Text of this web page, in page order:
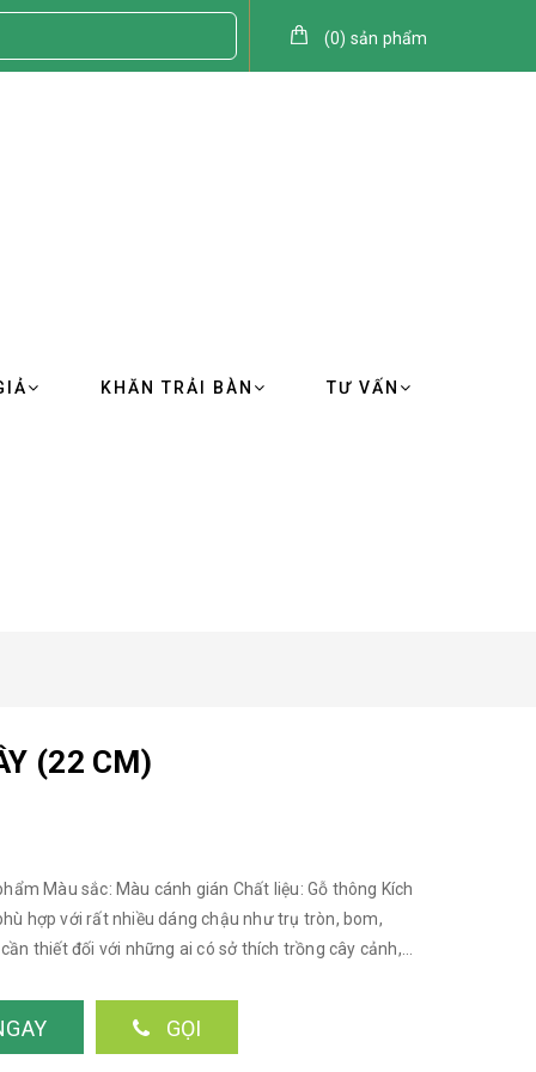
(0) sản phẩm
KHĂN TRẢI BÀN TƯ VẤN
(22 CM)
Màu sắc: Màu cánh gián Chất liệu: Gỗ thông Kích
hợp với rất nhiều dáng chậu như trụ tròn, bom,
thiết đối với những ai có sở thích trồng cây cảnh,
tối ưu hóa trong việc sắp xếp, bố trí các đồ đạc, vật
hơn... Ảnh sản phẩm được shop chụp thật
GỌI